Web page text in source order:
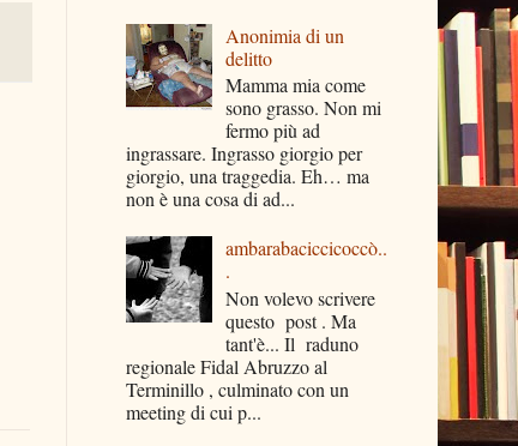
Anonimia di un
delitto
Mamma mia come
sono grasso. Non mi
fermo più ad
ingrassare. Ingrasso giorgio per
giorgio, una traggedia. Eh… ma
non è una cosa di ad...
ambarabaciccicoccò..
.
Non volevo scrivere
questo post . Ma
tant'è... Il raduno
regionale Fidal Abruzzo al
Terminillo , culminato con un
meeting di cui p...